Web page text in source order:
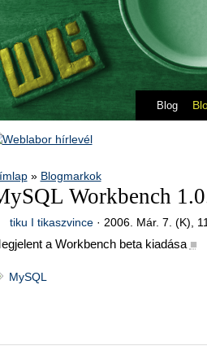
Blog
» Blogmarkok
Workbench
tiku I tikaszvince · 2006. Már. 7. (K),
a Workbench beta kiadása ■
MySQL